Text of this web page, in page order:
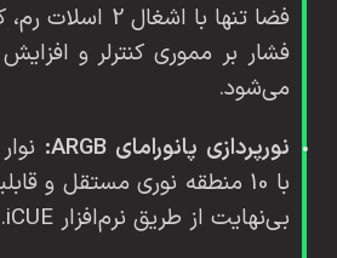
فضا تنها با
فشار بر مموری کنترلر و
می‌شود.
نورپردازی پانورامای ARGB:
با 10 منطقه نوری مستقل و
بی‌نهایت از طریق نرم‌افزار iCUE.